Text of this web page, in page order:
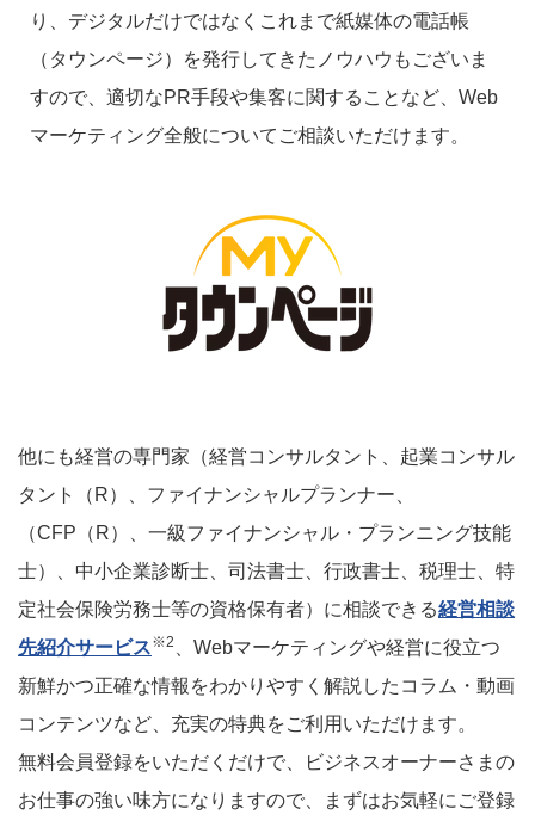
り、デジタルだけではなくこれまで紙媒体の電話帳
（タウンページ）を発行してきたノウハウもございま
すので、適切なPR手段や集客に関することなど、Web
マーケティング全般についてご相談いただけます。
他にも経営の専門家（経営コンサルタント、起業コンサル
タント（R）、ファイナンシャルプランナー、
（CFP（R）、一級ファイナンシャル・プランニング技能
士）、中小企業診断士、司法書士、行政書士、税理士、特
定社会保険労務士等の資格保有者）に相談できる経営相談
先紹介サービス※2
、Webマーケティングや経営に役立つ
新鮮かつ正確な情報をわかりやすく解説したコラム・動画
コンテンツなど、充実の特典をご利用いただけます。
無料会員登録をいただくだけで、ビジネスオーナーさまの
お仕事の強い味方になりますので、まずはお気軽にご登録